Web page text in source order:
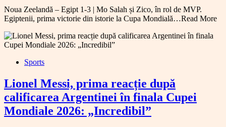
Noua Zeelandă – Egipt 1-3 | Mo Salah și Zico, în rol de MVP.
Egiptenii, prima victorie din istorie la Cupa Mondială…Read More
Sports
Lionel Messi, prima reacție după
calificarea Argentinei în finala Cupei
Mondiale 2026: „Incredibil”